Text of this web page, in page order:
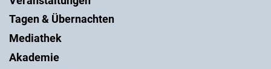
Tagen & Übernachten
Mediathek
Akademie